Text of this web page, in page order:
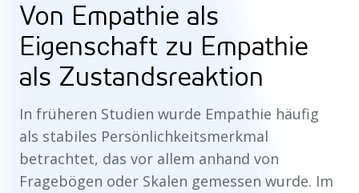
Von Empathie als
Eigenschaft zu Empathie
als Zustandsreaktion
In früheren Studien wurde Empathie häufig
als stabiles Persönlichkeitsmerkmal
betrachtet, das vor allem anhand von
Fragebögen oder Skalen gemessen wurde. Im